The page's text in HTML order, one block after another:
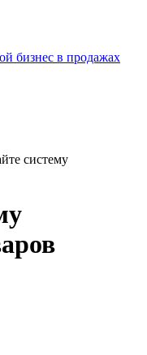
бизнес в продажах
систему